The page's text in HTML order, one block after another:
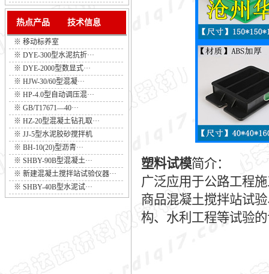
热点产品 技术信息
※ 移动标养室
※ DYE-300型水泥抗折···
※ DYE-2000型数显式···
※ HJW-30/60型混凝···
※ HP-4.0型自动调压混···
※ GB/T17671—40···
※ HZ-20型混凝土钻孔取···
※ JJ-5型水泥胶砂搅拌机
※ BH-10(20)型沥青···
※ SHBY-90B型混凝土···
※ 新建混凝土搅拌站试验仪器···
※ SHBY-40B型水泥试···
塑料试模简介：
广泛应用于公路工程
商品混凝土搅拌站试
构、水利工程等试验